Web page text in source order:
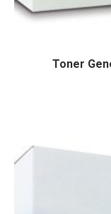
Toner